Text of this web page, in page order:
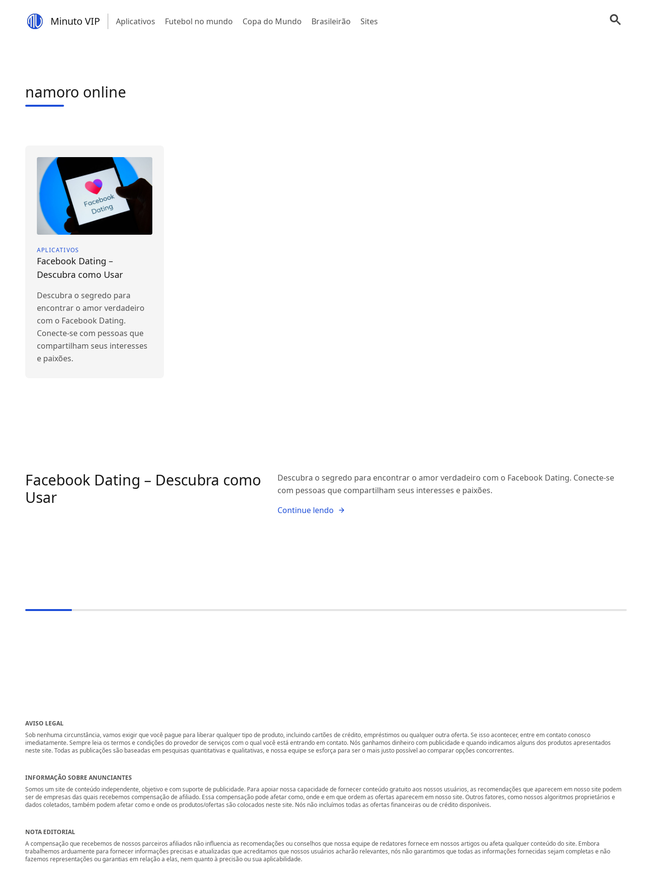
Minuto VIP Aplicativos Futebol no mundo Copa do Mundo Brasileirão Sites
namoro online
APLICATIVOS
Facebook Dating –
Descubra como Usar
Descubra o segredo para
encontrar o amor verdadeiro
com o Facebook Dating.
Conecte-se com pessoas que
compartilham seus interesses
e paixões.
Facebook Dating – Descubra como
Usar
Descubra o segredo para encontrar o amor verdadeiro com o Facebook Dating. Conecte-se
com pessoas que compartilham seus interesses e paixões.
Continue lendo
AVISO LEGAL
Sob nenhuma circunstância, vamos exigir que você pague para liberar qualquer tipo de produto, incluindo cartões de crédito, empréstimos ou qualquer outra oferta. Se isso acontecer, entre em contato conosco
imediatamente. Sempre leia os termos e condições do provedor de serviços com o qual você está entrando em contato. Nós ganhamos dinheiro com publicidade e quando indicamos alguns dos produtos apresentados
neste site. Todas as publicações são baseadas em pesquisas quantitativas e qualitativas, e nossa equipe se esforça para ser o mais justo possível ao comparar opções concorrentes.
INFORMAÇÃO SOBRE ANUNCIANTES
Somos um site de conteúdo independente, objetivo e com suporte de publicidade. Para apoiar nossa capacidade de fornecer conteúdo gratuito aos nossos usuários, as recomendações que aparecem em nosso site podem
ser de empresas das quais recebemos compensação de afiliado. Essa compensação pode afetar como, onde e em que ordem as ofertas aparecem em nosso site. Outros fatores, como nossos algoritmos proprietários e
dados coletados, também podem afetar como e onde os produtos/ofertas são colocados neste site. Nós não incluímos todas as ofertas financeiras ou de crédito disponíveis.
NOTA EDITORIAL
A compensação que recebemos de nossos parceiros afiliados não influencia as recomendações ou conselhos que nossa equipe de redatores fornece em nossos artigos ou afeta qualquer conteúdo do site. Embora
trabalhemos arduamente para fornecer informações precisas e atualizadas que acreditamos que nossos usuários acharão relevantes, nós não garantimos que todas as informações fornecidas sejam completas e não
fazemos representações ou garantias em relação a elas, nem quanto à precisão ou sua aplicabilidade.